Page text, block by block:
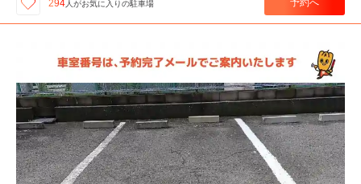
294 人がお気に入りの駐車場 予約へ